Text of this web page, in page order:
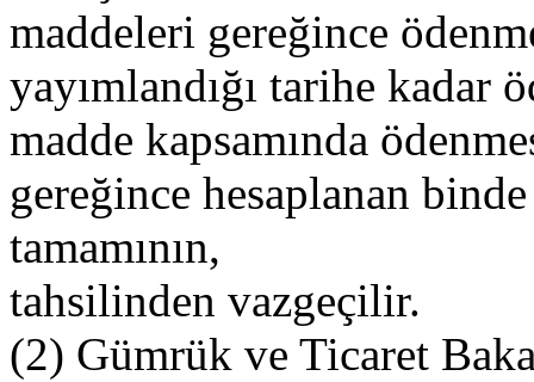
maddeleri gereğince
yayımlandığı tarihe kadar
madde kapsamında
gereğince hesaplanan
tamamının,
tahsilinden vazgeçilir.
(2) Gümrük ve Ticaret